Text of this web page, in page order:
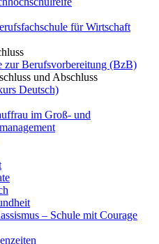
für Wirtschaft
zur Berufsvorbereitung (BzB)
und Abschluss
Deutsch)
im Groß- und
– Schule mit Courage